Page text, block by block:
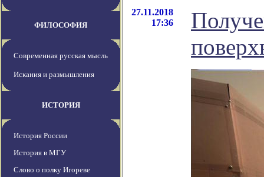
ФИЛОСОФИЯ
Современная русская мысль
Искания и размышления
ИСТОРИЯ
История России
История в МГУ
Слово о полку Игореве
27.11.2018
17:36